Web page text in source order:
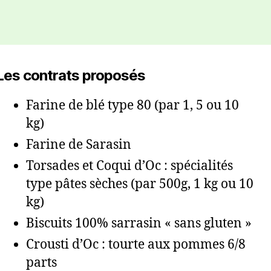
contrats proposés
Farine de blé type 80 (par 1, 5 ou 10
kg)
Farine de Sarasin
Torsades et Coqui d’Oc : spécialités
type pâtes sèches (par 500g, 1 kg ou 10
kg)
Biscuits 100% sarrasin « sans gluten »
Crousti d’Oc : tourte aux pommes 6/8
parts